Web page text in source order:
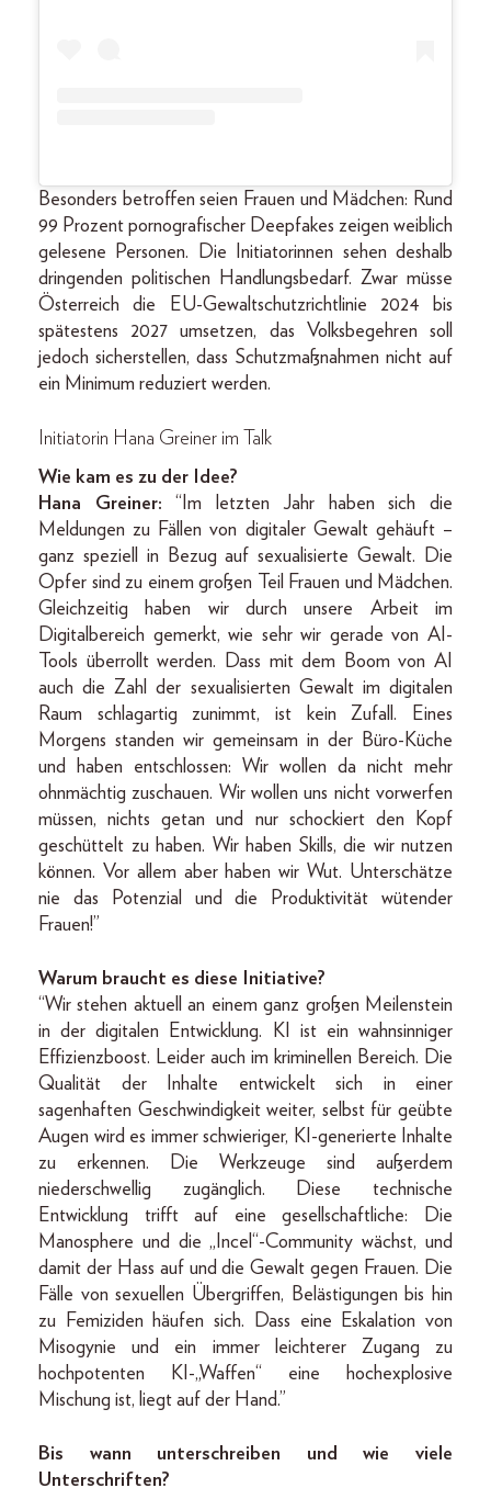
Besonders betroffen seien Frauen und Mädchen: Rund
99 Prozent pornografischer Deepfakes zeigen weiblich
gelesene Personen. Die Initiatorinnen sehen deshalb
dringenden politischen Handlungsbedarf. Zwar müsse
Österreich die EU-Gewaltschutzrichtlinie 2024 bis
spätestens 2027 umsetzen, das Volksbegehren soll
jedoch sicherstellen, dass Schutzmaßnahmen nicht auf
ein Minimum reduziert werden.
Initiatorin Hana Greiner im Talk
Wie kam es zu der Idee?
Hana Greiner:“Im letzten Jahr haben sich die
Meldungen zu Fällen von digitaler Gewalt gehäuft –
ganz speziell in Bezug auf sexualisierte Gewalt. Die
Opfer sind zu einem großen Teil Frauen und Mädchen.
Gleichzeitig haben wir durch unsere Arbeit im
Digitalbereich gemerkt, wie sehr wir gerade von AI-
Tools überrollt werden. Dass mit dem Boom von AI
auch die Zahl der sexualisierten Gewalt im digitalen
Raum schlagartig zunimmt, ist kein Zufall. Eines
Morgens standen wir gemeinsam in der Büro-Küche
und haben entschlossen: Wir wollen da nicht mehr
ohnmächtig zuschauen. Wir wollen uns nicht vorwerfen
müssen, nichts getan und nur schockiert den Kopf
geschüttelt zu haben. Wir haben Skills, die wir nutzen
können. Vor allem aber haben wir Wut. Unterschätze
nie das Potenzial und die Produktivität wütender
Frauen!”
Warum braucht es diese Initiative?
“Wir stehen aktuell an einem ganz großen Meilenstein
in der digitalen Entwicklung. KI ist ein wahnsinniger
Effizienzboost. Leider auch im kriminellen Bereich. Die
Qualität der Inhalte entwickelt sich in einer
sagenhaften Geschwindigkeit weiter, selbst für geübte
Augen wird es immer schwieriger, KI-generierte Inhalte
zu erkennen. Die Werkzeuge sind außerdem
niederschwellig zugänglich. Diese technische
Entwicklung trifft auf eine gesellschaftliche: Die
Manosphere und die „Incel“-Community wächst, und
damit der Hass auf und die Gewalt gegen Frauen. Die
Fälle von sexuellen Übergriffen, Belästigungen bis hin
zu Femiziden häufen sich. Dass eine Eskalation von
Misogynie und ein immer leichterer Zugang zu
hochpotenten KI-„Waffen“ eine hochexplosive
Mischung ist, liegt auf der Hand.”
Bis wann unterschreiben und wie viele
Unterschriften?